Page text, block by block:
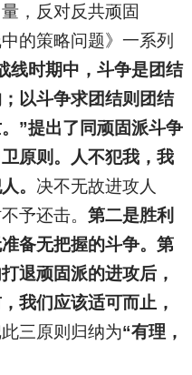
，反对反共顽固
的策略问题》一系列
线时期中，斗争是团结
以斗争求团结则团结
”提出了同顽固派斗争
原则。人不犯我，我
。 决不无故进攻人
予还击。 第二是胜利
备无把握的斗争。第
退顽固派的进攻后，
我们应该适可而止，
三原则归纳为“有理，